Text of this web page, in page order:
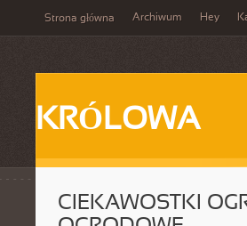
Strona główna Archiwum Hey
KRÓLOWA
CIEKAWOSTKI